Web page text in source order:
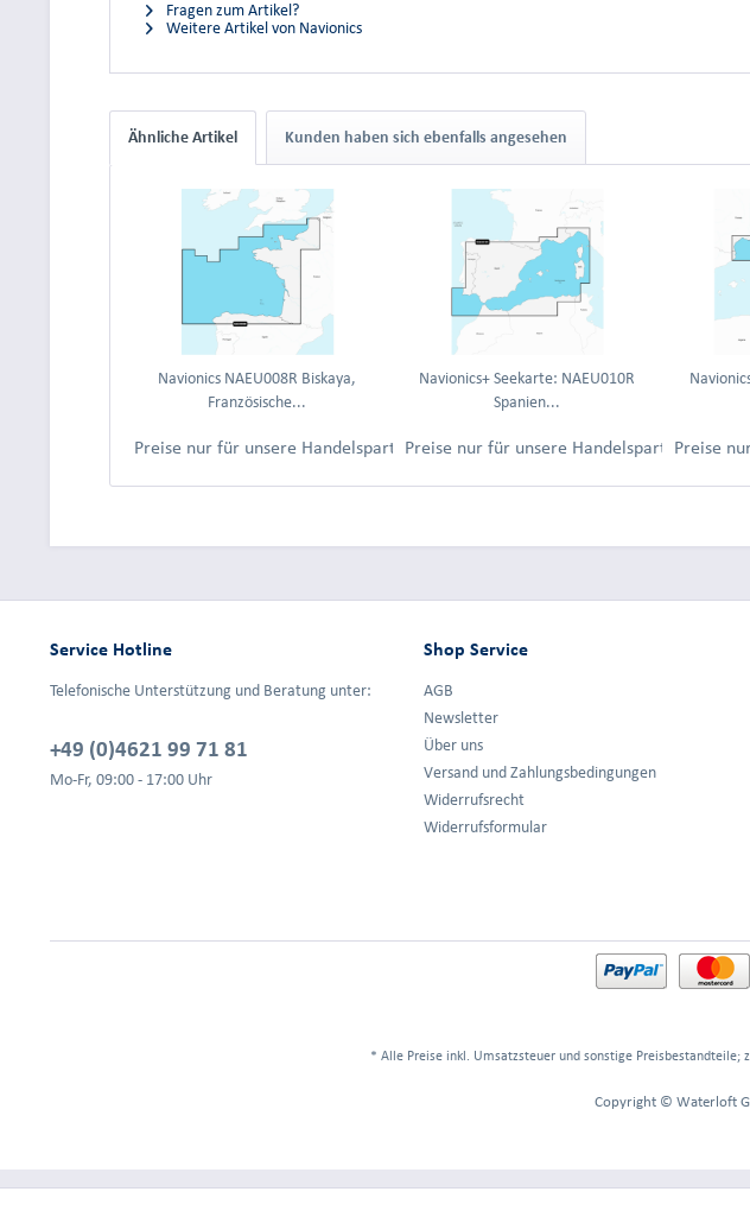
Fragen zum Artikel?
Weitere Artikel von Navionics
Ähnliche Artikel Kunden haben sich ebenfalls angesehen
Navionics NAEU008R Biskaya,
Französische...
Preise nur für unsere Handelspartner nach Anmeldung.
Navionics+ Seekarte: NAEU010R
Spanien...
Preise nur für unsere Handelspartner nach
Preise
Service Hotline
Telefonische Unterstützung und Beratung unter:
+49 (0)4621 99 71 81
Mo-Fr, 09:00 - 17:00 Uhr
Shop Service
AGB
Newsletter
Über uns
Versand und Zahlungsbedingungen
Widerrufsrecht
Widerrufsformular
* Alle Preise inkl. Umsatzsteuer und sonstige Preisbestandteile;
Copyright © Waterloft